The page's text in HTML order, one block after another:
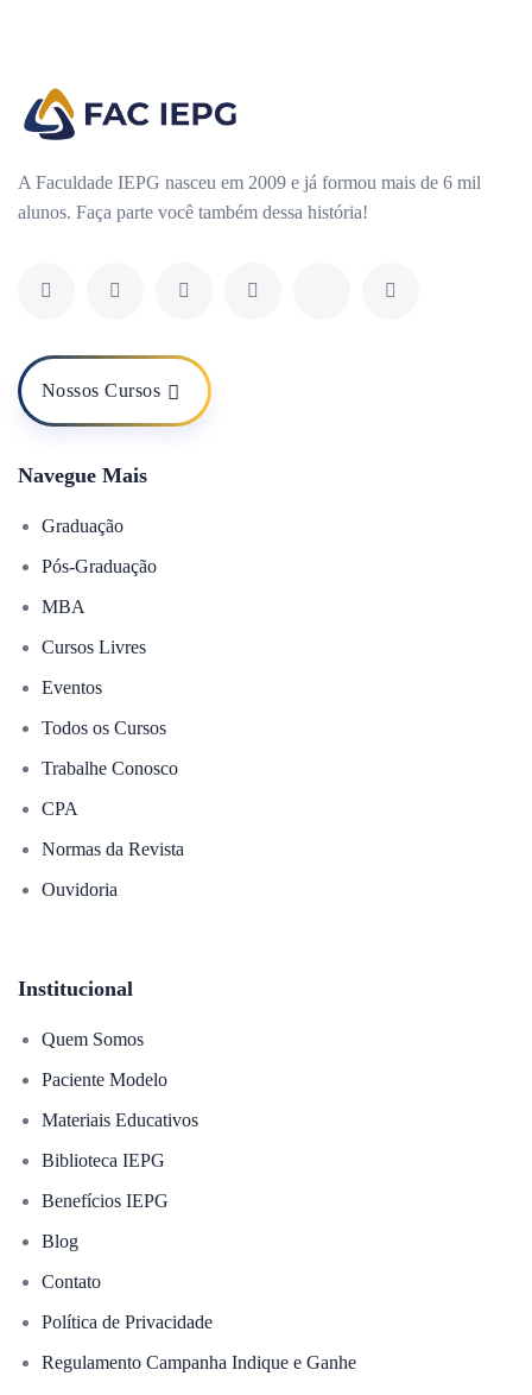
A Faculdade IEPG nasceu em 2009 e já formou mais de 6 mil
alunos. Faça parte você também dessa história!
Nossos Cursos
Navegue Mais
Graduação
Pós-Graduação
MBA
Cursos Livres
Eventos
Todos os Cursos
Trabalhe Conosco
CPA
Normas da Revista
Ouvidoria
Institucional
Quem Somos
Paciente Modelo
Materiais Educativos
Biblioteca IEPG
Benefícios IEPG
Blog
Contato
Política de Privacidade
Regulamento Campanha Indique e Ganhe